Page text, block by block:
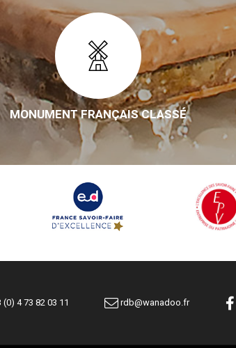
MONUMENT FRANÇAIS CLASSÉ
4 73 82 03 11 rdb@wanadoo.fr